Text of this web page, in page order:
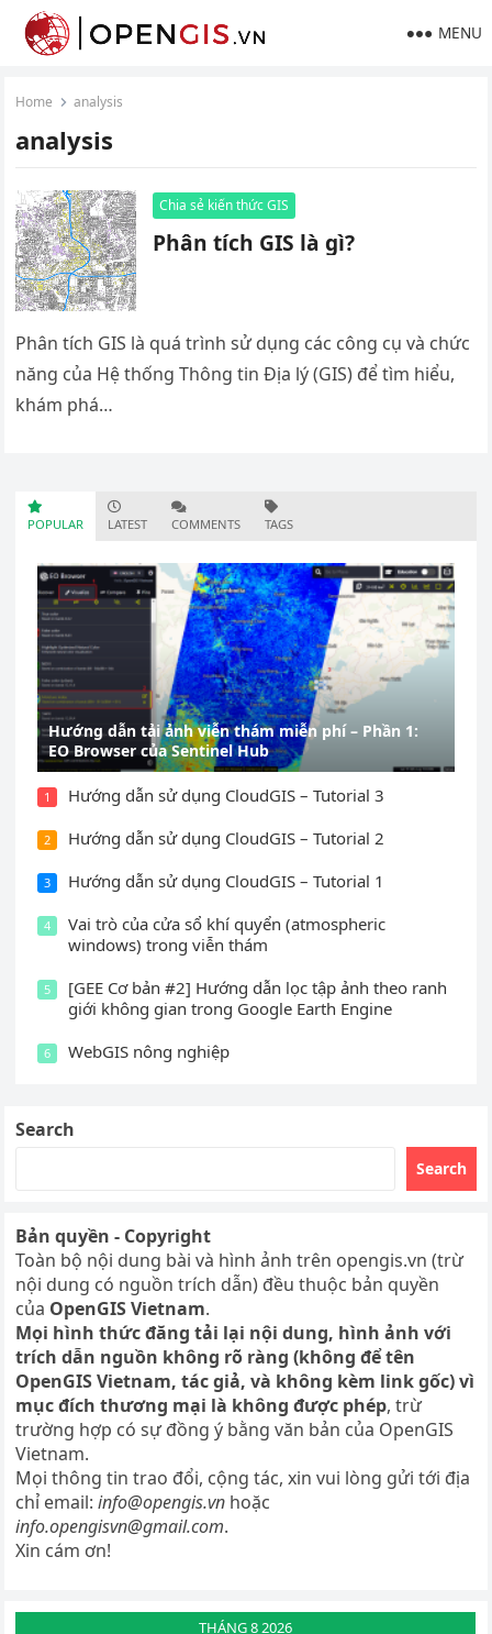
MENU
Home analysis
analysis
Chia sẻ kiến thức GIS
Phân tích GIS là gì?
Phân tích GIS là quá trình sử dụng các công cụ và chức
năng của Hệ thống Thông tin Địa lý (GIS) để tìm hiểu,
khám phá…
POPULAR LATEST COMMENTS TAGS
Hướng dẫn tải ảnh viễn thám miễn phí – Phần 1:
EO Browser của Sentinel Hub
1 Hướng dẫn sử dụng CloudGIS – Tutorial 3
2 Hướng dẫn sử dụng CloudGIS – Tutorial 2
3 Hướng dẫn sử dụng CloudGIS – Tutorial 1
4
Vai trò của cửa sổ khí quyển (atmospheric
windows) trong viễn thám
5
[GEE Cơ bản #2] Hướng dẫn lọc tập ảnh theo ranh
giới không gian trong Google Earth Engine
6 WebGIS nông nghiệp
Search
Search
Bản quyền - Copyright
Toàn bộ nội dung bài và hình ảnh trên opengis.vn (trừ
nội dung có nguồn trích dẫn) đều thuộc bản quyền
của OpenGIS Vietnam.
Mọi hình thức đăng tải lại nội dung, hình ảnh với
trích dẫn nguồn không rõ ràng (không để tên
OpenGIS Vietnam, tác giả, và không kèm link gốc) vì
mục đích thương mại là không được phép, trừ
trường hợp có sự đồng ý bằng văn bản của OpenGIS
Vietnam.
Mọi thông tin trao đổi, cộng tác, xin vui lòng gửi tới địa
chỉ email:info@opengis.vn hoặc
info.opengisvn@gmail.com.
Xin cám ơn!
THÁNG 8 2026